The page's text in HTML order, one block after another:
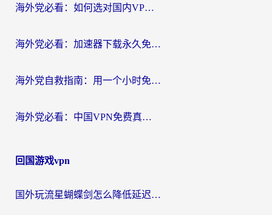
海外党必看：如何选对国内VPN，实现无缝访问国内资源？
海外党必看：加速器下载永久免费版真的存在吗？教你无缝访问国内资源的正确姿势
海外党自救指南：用一个小时免费加速器，轻松打破国内资源访问壁垒？
海外党必看：中国VPN免费真的靠谱吗？手把手教你选对回国加速器
回国游戏vpn
国外玩流星蝴蝶剑怎么降低延迟？海外党必看的加速秘籍（含欧洲鸣潮&彩虹岛优化攻略）